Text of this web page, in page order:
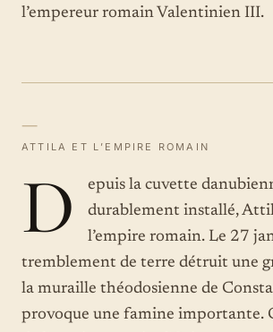
l’empereur romain Valentinien III.
—
ATTILA ET L’EMPIRE ROMAIN
D
epuis la cuvette
durablement installé,
l’empire romain. Le 27
tremblement de terre détruit une
la muraille théodosienne de
provoque une famine importante.